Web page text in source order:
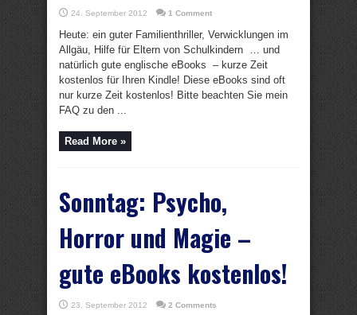
24. September 2012 1 Comment
Heute: ein guter Familienthriller, Verwicklungen im
Allgäu, Hilfe für Eltern von Schulkindern … und
natürlich gute englische eBooks – kurze Zeit
kostenlos für Ihren Kindle! Diese eBooks sind oft
nur kurze Zeit kostenlos! Bitte beachten Sie mein
FAQ zu den ...
Read More »
Sonntag: Psycho,
Horror und Magie –
gute eBooks kostenlos!
23. September 2012 2 Comments